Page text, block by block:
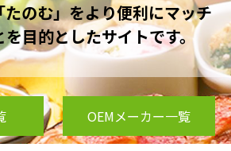
のむ」をより便利にマッチ
を目的としたサイトです。
OEMメーカー一覧